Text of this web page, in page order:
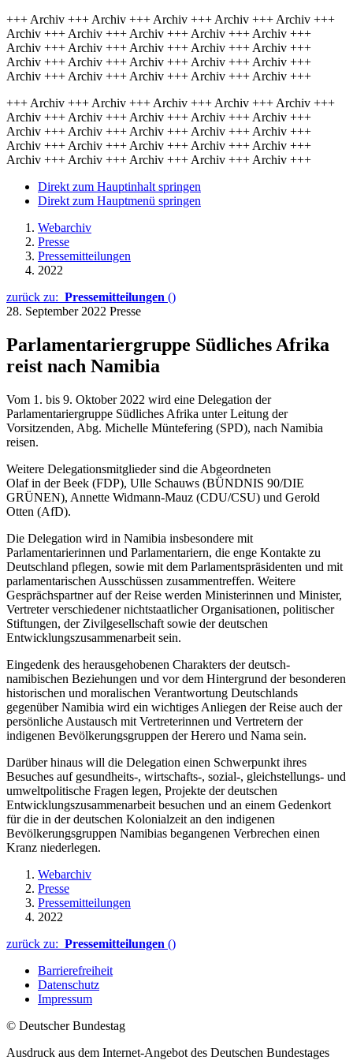
+++ Archiv +++ Archiv +++ Archiv +++ Archiv +++ Archiv +++
Archiv +++ Archiv +++ Archiv +++ Archiv +++ Archiv +++
Archiv +++ Archiv +++ Archiv +++ Archiv +++ Archiv +++
Archiv +++ Archiv +++ Archiv +++ Archiv +++ Archiv +++
Archiv +++ Archiv +++ Archiv +++ Archiv +++ Archiv +++
+++ Archiv +++ Archiv +++ Archiv +++ Archiv +++ Archiv +++
Archiv +++ Archiv +++ Archiv +++ Archiv +++ Archiv +++
Archiv +++ Archiv +++ Archiv +++ Archiv +++ Archiv +++
Archiv +++ Archiv +++ Archiv +++ Archiv +++ Archiv +++
Archiv +++ Archiv +++ Archiv +++ Archiv +++ Archiv +++
Direkt zum Hauptinhalt springen
Direkt zum Hauptmenü springen
Webarchiv
Presse
Pressemitteilungen
2022
zurück zu: Pressemitteilungen ()
28. September 2022 Presse
Parlamentariergruppe Südliches Afrika
reist nach Namibia
Vom 1. bis 9. Oktober 2022 wird eine Delegation der
Parlamentariergruppe Südliches Afrika unter Leitung der
Vorsitzenden, Abg. Michelle Müntefering (SPD), nach Namibia
reisen.
Weitere Delegationsmitglieder sind die Abgeordneten
Olaf in der Beek (FDP), Ulle Schauws (BÜNDNIS 90/DIE
GRÜNEN), Annette Widmann-Mauz (CDU/CSU) und Gerold
Otten (AfD).
Die Delegation wird in Namibia insbesondere mit
Parlamentarierinnen und Parlamentariern, die enge Kontakte zu
Deutschland pflegen, sowie mit dem Parlamentspräsidenten und mit
parlamentarischen Ausschüssen zusammentreffen. Weitere
Gesprächspartner auf der Reise werden Ministerinnen und Minister,
Vertreter verschiedener nichtstaatlicher Organisationen, politischer
Stiftungen, der Zivilgesellschaft sowie der deutschen
Entwicklungszusammenarbeit sein.
Eingedenk des herausgehobenen Charakters der deutsch-
namibischen Beziehungen und vor dem Hintergrund der besonderen
historischen und moralischen Verantwortung Deutschlands
gegenüber Namibia wird ein wichtiges Anliegen der Reise auch der
persönliche Austausch mit Vertreterinnen und Vertretern der
indigenen Bevölkerungsgruppen der Herero und Nama sein.
Darüber hinaus will die Delegation einen Schwerpunkt ihres
Besuches auf gesundheits-, wirtschafts-, sozial-, gleichstellungs- und
umweltpolitische Fragen legen, Projekte der deutschen
Entwicklungszusammenarbeit besuchen und an einem Gedenkort
für die in der deutschen Kolonialzeit an den indigenen
Bevölkerungsgruppen Namibias begangenen Verbrechen einen
Kranz niederlegen.
Webarchiv
Presse
Pressemitteilungen
2022
zurück zu: Pressemitteilungen ()
Barrierefreiheit
Datenschutz
Impressum
© Deutscher Bundestag
Ausdruck aus dem Internet-Angebot des Deutschen Bundestages